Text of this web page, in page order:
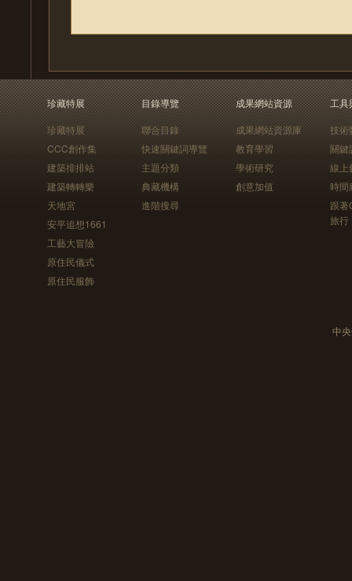
珍藏特展
珍藏特展
CCC創作集
建築排排站
建築轉轉樂
天地宮
安平追想1661
工藝大冒險
原住民儀式
原住民服飾
目錄導覽
聯合目錄
快速關鍵詞導覽
主題分類
典藏機構
進階搜尋
成果網站資源
成果網站資源庫
教育學習
學術研究
創意加值
工具
技術
關鍵
線上
時間
跟
旅行
中